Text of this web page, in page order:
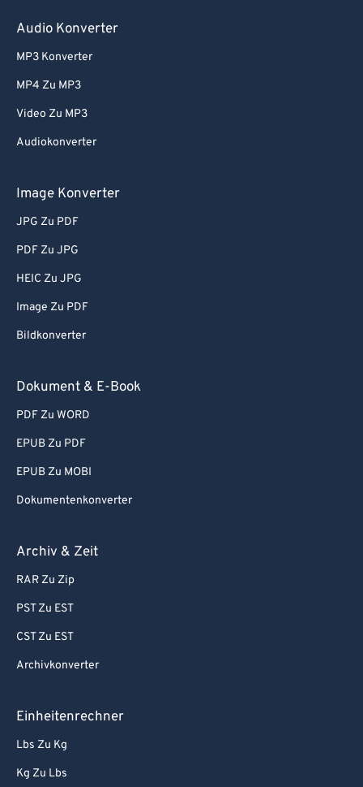
Audio Konverter
MP3 Konverter
MP4 Zu MP3
Video Zu MP3
Audiokonverter
Image Konverter
JPG Zu PDF
PDF Zu JPG
HEIC Zu JPG
Image Zu PDF
Bildkonverter
Dokument & E-Book
PDF Zu WORD
EPUB Zu PDF
EPUB Zu MOBI
Dokumentenkonverter
Archiv & Zeit
RAR Zu Zip
PST Zu EST
CST Zu EST
Archivkonverter
Einheitenrechner
Lbs Zu Kg
Kg Zu Lbs